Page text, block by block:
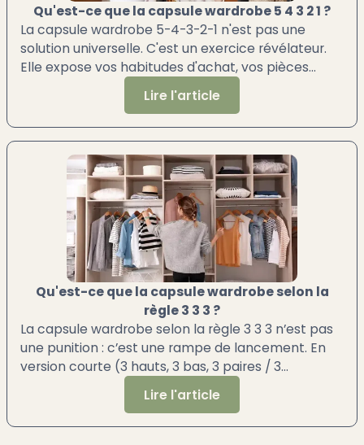
Qu'est-ce que la capsule wardrobe 5 4 3 2 1 ?
La capsule wardrobe 5-4-3-2-1 n'est pas une
solution universelle. C'est un exercice révélateur.
Elle expose vos habitudes d'achat, vos pièces
réellement utiles,
Lire l'article
Qu'est-ce que la capsule wardrobe selon la
règle 3 3 3 ?
La capsule wardrobe selon la règle 3 3 3 n’est pas
une punition : c’est une rampe de lancement. En
version courte (3 hauts, 3 bas, 3 paires / 3
Lire l'article